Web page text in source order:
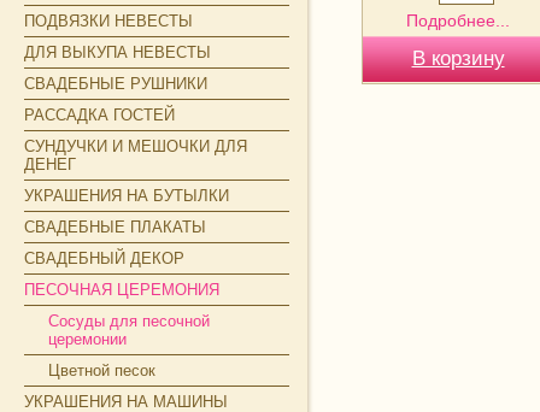
ПОДВЯЗКИ НЕВЕСТЫ
ДЛЯ ВЫКУПА НЕВЕСТЫ
СВАДЕБНЫЕ РУШНИКИ
РАССАДКА ГОСТЕЙ
СУНДУЧКИ И МЕШОЧКИ ДЛЯ
ДЕНЕГ
УКРАШЕНИЯ НА БУТЫЛКИ
СВАДЕБНЫЕ ПЛАКАТЫ
СВАДЕБНЫЙ ДЕКОР
ПЕСОЧНАЯ ЦЕРЕМОНИЯ
Сосуды для песочной
церемонии
Цветной песок
УКРАШЕНИЯ НА МАШИНЫ
Подробнее...